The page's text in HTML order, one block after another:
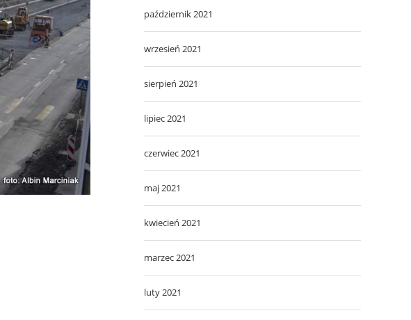
październik 2021
wrzesień 2021
sierpień 2021
lipiec 2021
czerwiec 2021
maj 2021
kwiecień 2021
marzec 2021
luty 2021